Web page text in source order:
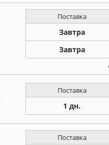
Поставка
Завтра
Завтра
Поставка
1 дн.
Поставка